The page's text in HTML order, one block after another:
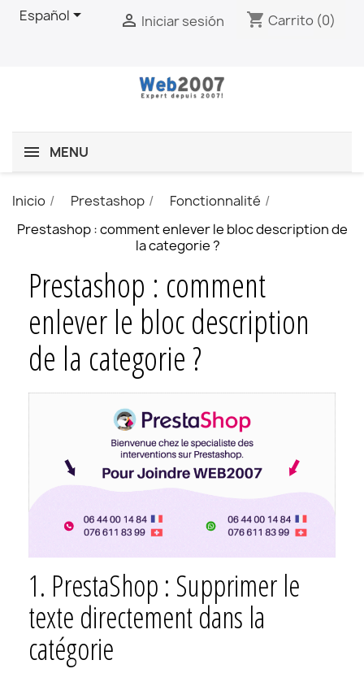
Español  Iniciar sesión shopping_cart Carrito (0)
MENU
Inicio Prestashop
Fonctionnalité
Prestashop : comment enlever le bloc description de
la categorie ?
Prestashop : comment
enlever le bloc description
de la categorie ?
1. PrestaShop : Supprimer le
texte directement dans la
catégorie